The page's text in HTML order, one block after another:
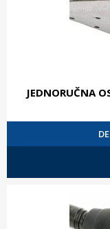
JEDNORUČNA